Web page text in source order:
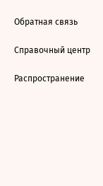
Обратная связь
Справочный центр
Распространение